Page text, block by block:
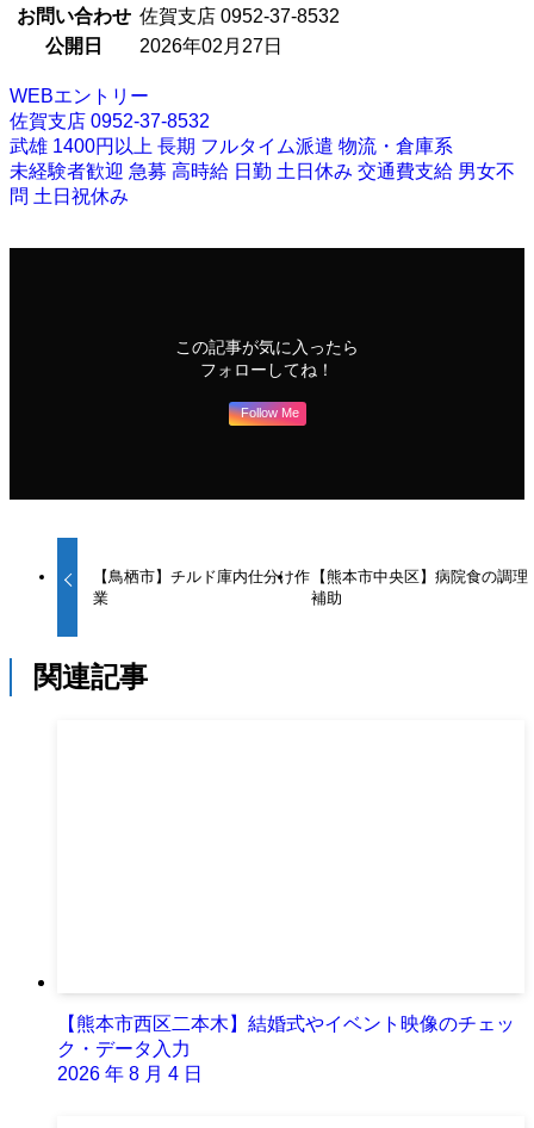
お問い合わせ 佐賀支店 0952-37-8532
公開日
2026年02月27日
WEBエントリー
佐賀支店 0952-37-8532
武雄 1400円以上 長期 フルタイム派遣 物流・倉庫系
未経験者歓迎 急募 高時給 日勤 土日休み 交通費支給 男女不
問 土日祝休み
この記事が気に入ったら
フォローしてね！
Follow Me
【鳥栖市】チルド庫内仕分け作
業
【熊本市中央区】病院食の調理
補助
関連記事
【熊本市西区二本木】結婚式やイベント映像のチェッ
ク・データ入力
2026 年 8 月 4 日